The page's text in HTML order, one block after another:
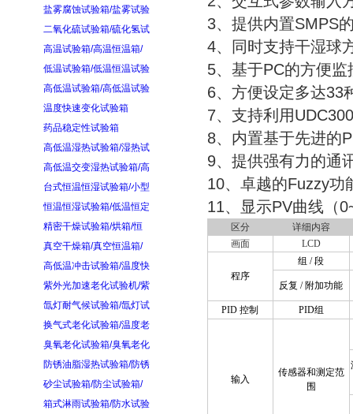
盐雾腐蚀试验箱/盐雾试验
二氧化硫试验箱/硫化氢试
高温试验箱/高温恒温箱/
低温试验箱/低温恒温试验
高低温试验箱/高低温试验
温度快速变化试验箱
药品稳定性试验箱
高低温湿热试验箱/湿热试
高低温交变湿热试验箱/高
台式恒温恒湿试验箱/小型
恒温恒湿试验箱/低温恒定
精密干燥试验箱/烘箱/恒
真空干燥箱/真空恒温箱/
高低温冲击试验箱/温度快
紫外光加速老化试验机/紫
氙灯耐气候试验箱/氙灯试
换气式老化试验箱/温度老
臭氧老化试验箱/臭氧老化
防锈油脂湿热试验箱/防锈
砂尘试验箱/防尘试验箱/
箱式淋雨试验箱/防水试验
3、提供内置SMPS
4、同时支持干湿球
5、基于PC的方便监
6、方便设定多达33
7、支持利用
8、内置基于先进的
9、提供强有力的通
10、卓越的Fuzzy功
11、显示PV曲线（
区分
详细内容
画面
LCD
程序
组 /段
反复 / 附加功能
PID 控制 PID组
输入
传感器和测定范
围